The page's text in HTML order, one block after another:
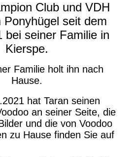
Club und VDH
Ponyhügel seit dem
bei seiner Familie in
Kierspe.
Familie holt ihn nach
Hause.
hat Taran seinen
an seiner Seite, die
und die von Voodoo
zu Hause finden Sie auf